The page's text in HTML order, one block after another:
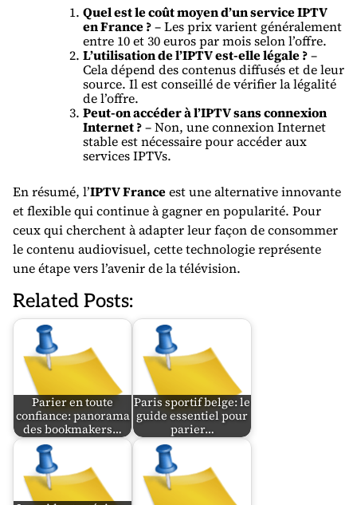
Quel est le coût moyen d’un service IPTV
en France ?– Les prix varient généralement
entre 10 et 30 euros par mois selon l’offre.
L’utilisation de l’IPTV est-elle légale ?–
Cela dépend des contenus diffusés et de leur
source. Il est conseillé de vérifier la légalité
de l’offre.
Peut-on accéder à l’IPTV sans connexion
Internet ?– Non, une connexion Internet
stable est nécessaire pour accéder aux
services IPTVs.
En résumé, l’IPTV Franceest une alternative innovante
et flexible qui continue à gagner en popularité. Pour
ceux qui cherchent à adapter leur façon de consommer
le contenu audiovisuel, cette technologie représente
une étape vers l’avenir de la télévision.
Related Posts:
Parier en toute
confiance: panorama
des bookmakers…
Paris sportif belge: le
guide essentiel pour
parier…